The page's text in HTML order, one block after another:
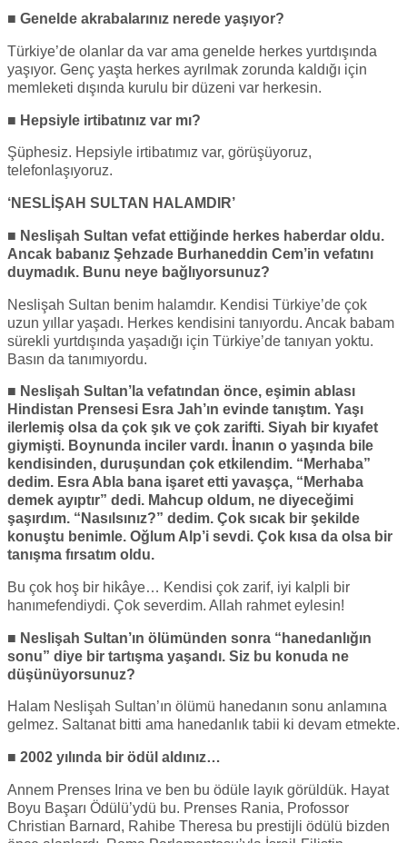
■ Genelde akrabalarınız nerede yaşıyor?
Türkiye’de olanlar da var ama genelde herkes yurtdışında
yaşıyor. Genç yaşta herkes ayrılmak zorunda kaldığı için
memleketi dışında kurulu bir düzeni var herkesin.
■ Hepsiyle irtibatınız var mı?
Şüphesiz. Hepsiyle irtibatımız var, görüşüyoruz,
telefonlaşıyoruz.
‘NESLİŞAH SULTAN HALAMDIR’
■ Neslişah Sultan vefat ettiğinde herkes haberdar oldu.
Ancak babanız Şehzade Burhaneddin Cem’in vefatını
duymadık. Bunu neye bağlıyorsunuz?
Neslişah Sultan benim halamdır. Kendisi Türkiye’de çok
uzun yıllar yaşadı. Herkes kendisini tanıyordu. Ancak babam
sürekli yurtdışında yaşadığı için Türkiye’de tanıyan yoktu.
Basın da tanımıyordu.
■ Neslişah Sultan’la vefatından önce, eşimin ablası
Hindistan Prensesi Esra Jah’ın evinde tanıştım. Yaşı
ilerlemiş olsa da çok şık ve çok zarifti. Siyah bir kıyafet
giymişti. Boynunda inciler vardı. İnanın o yaşında bile
kendisinden, duruşundan çok etkilendim. “Merhaba”
dedim. Esra Abla bana işaret etti yavaşça, “Merhaba
demek ayıptır” dedi. Mahcup oldum, ne diyeceğimi
şaşırdım. “Nasılsınız?” dedim. Çok sıcak bir şekilde
konuştu benimle. Oğlum Alp’i sevdi. Çok kısa da olsa bir
tanışma fırsatım oldu.
Bu çok hoş bir hikâye… Kendisi çok zarif, iyi kalpli bir
hanımefendiydi. Çok severdim. Allah rahmet eylesin!
■ Neslişah Sultan’ın ölümünden sonra “hanedanlığın
sonu” diye bir tartışma yaşandı. Siz bu konuda ne
düşünüyorsunuz?
Halam Neslişah Sultan’ın ölümü hanedanın sonu anlamına
gelmez. Saltanat bitti ama hanedanlık tabii ki devam etmekte.
■ 2002 yılında bir ödül aldınız…
Annem Prenses Irina ve ben bu ödüle layık görüldük. Hayat
Boyu Başarı Ödülü’ydü bu. Prenses Rania, Profossor
Christian Barnard, Rahibe Theresa bu prestijli ödülü bizden